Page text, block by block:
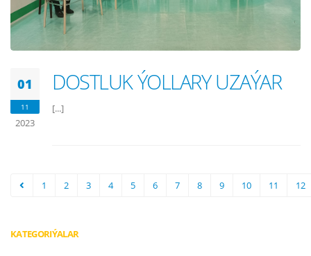
01
11
2023
DOSTLUK ÝOLLARY UZAÝAR
[...]
1 2 3 4 5 6 7 8 9 10 11 12
KATEGORIÝALAR